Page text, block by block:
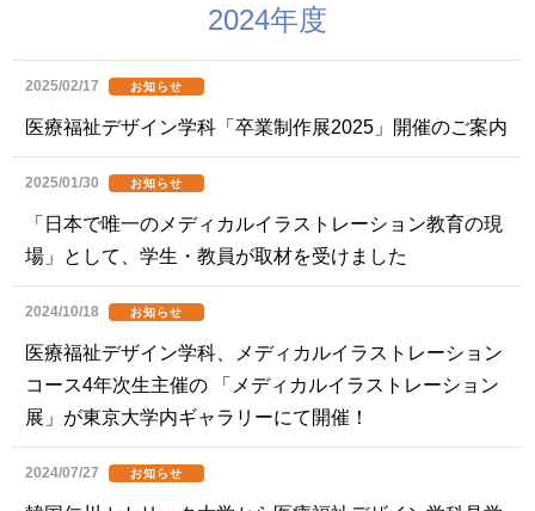
2024年度
2025/02/17 お知らせ
医療福祉デザイン学科「卒業制作展2025」開催のご案内
2025/01/30 お知らせ
「日本で唯一のメディカルイラストレーション教育の現
場」として、学生・教員が取材を受けました
2024/10/18 お知らせ
医療福祉デザイン学科、メディカルイラストレーション
コース4年次生主催の 「メディカルイラストレーション
展」が東京大学内ギャラリーにて開催！
2024/07/27 お知らせ